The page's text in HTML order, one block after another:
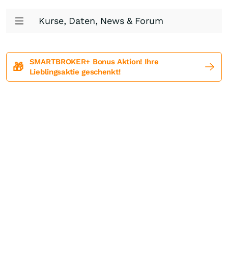
Kurse, Daten, News & Forum
🎁
SMARTBROKER+ Bonus Aktion! Ihre
Lieblingsaktie geschenkt!